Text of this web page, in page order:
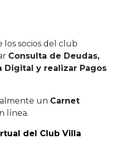
los socios del club
Consulta de Deudas,
Digital y realizar Pagos
un Carnet
línea.
del Club Villa